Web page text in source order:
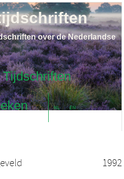
Tijdschriften
NL EN
over de Nederlandse
1992